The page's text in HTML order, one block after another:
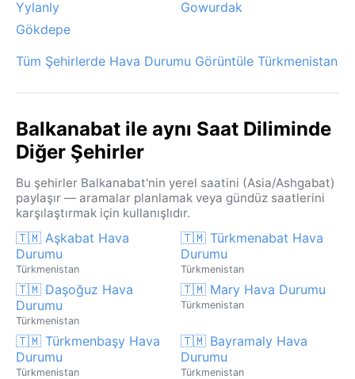
Yylanly
Gowurdak
Gökdepe
Tüm Şehirlerde Hava Durumu Görüntüle Türkmenistan
Balkanabat ile aynı Saat Diliminde
Diğer Şehirler
Bu şehirler Balkanabat'nin yerel saatini (Asia/Ashgabat)
paylaşır — aramalar planlamak veya gündüz saatlerini
karşılaştırmak için kullanışlıdır.
🇹🇲 Aşkabat Hava
Durumu
Türkmenistan
🇹🇲 Türkmenabat Hava
Durumu
Türkmenistan
🇹🇲 Daşoğuz Hava
Durumu
Türkmenistan
🇹🇲 Mary Hava Durumu
Türkmenistan
🇹🇲 Türkmenbaşy Hava
Durumu
Türkmenistan
🇹🇲 Bayramaly Hava
Durumu
Türkmenistan